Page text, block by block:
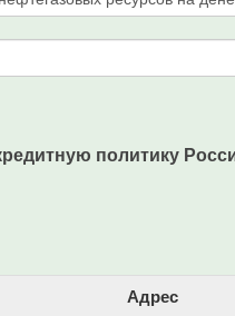
политику
Адрес